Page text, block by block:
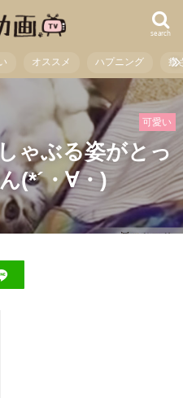
search
オススメ ハプニング 癒
可愛い
ゃぶる姿がとっ
(*´・∀・)